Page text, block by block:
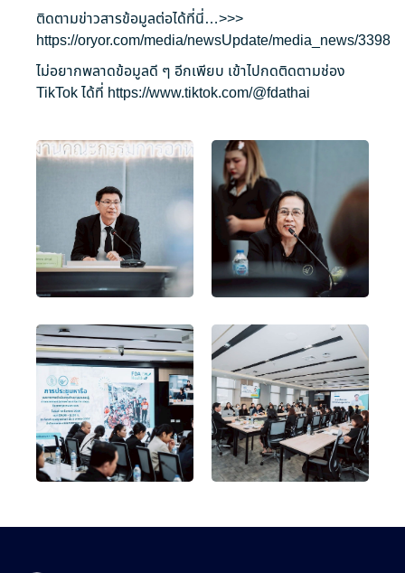
ติดตามข่าวสารข้อมูลต่อได้ที่นี่…>>>
https://oryor.com/media/newsUpdate/media_news/3398
ไม่อยากพลาดข้อมูลดี ๆ อีกเพียบ เข้าไปกดติดตามช่อง
TikTok ได้ที่ https://www.tiktok.com/@fdathai